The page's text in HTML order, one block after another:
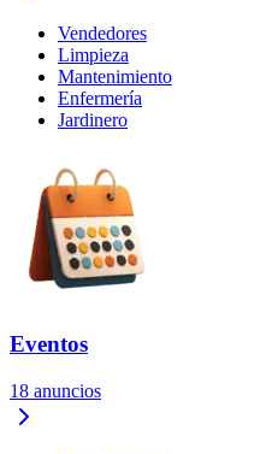
Vendedores
Limpieza
Mantenimiento
Enfermería
Jardinero
Eventos
18 anuncios